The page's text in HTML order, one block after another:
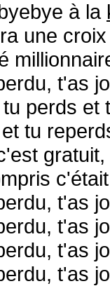
à la
une
t'as
perds et
tu
t'as
t'as
t'as
t'as